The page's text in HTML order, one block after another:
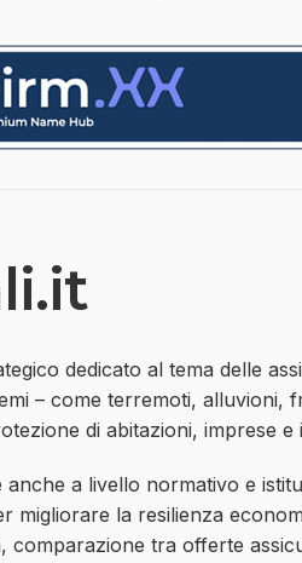
dedicato al tema delle
– come terremoti, alluvioni,
di abitazioni, imprese
a livello normativo e
la resilienza
tra offerte